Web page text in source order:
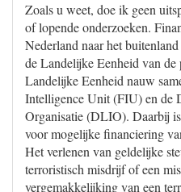
Zoals u weet, doe ik geen
of lopende onderzoeken.
Nederland naar het
de Landelijke Eenheid van
Landelijke Eenheid nauw
Intelligence Unit (FIU) en de
Organisatie (DLIO). Daarbij
voor mogelijke financiering
Het verlenen van geldelijke
terroristisch misdrijf of een
vergemakkelijking van een